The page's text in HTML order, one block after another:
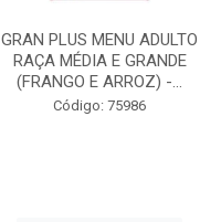
GRAN PLUS MENU ADULTO
RAÇA MÉDIA E GRANDE
(FRANGO E ARROZ) -...
Código: 75986